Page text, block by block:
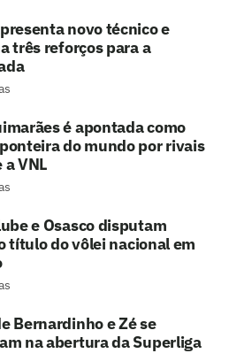
novo técnico e
três reforços para a
é apontada como
do mundo por rivais
VNL
e Osasco disputam
título do vôlei nacional em
Bernardinho e Zé se
na abertura da Superliga